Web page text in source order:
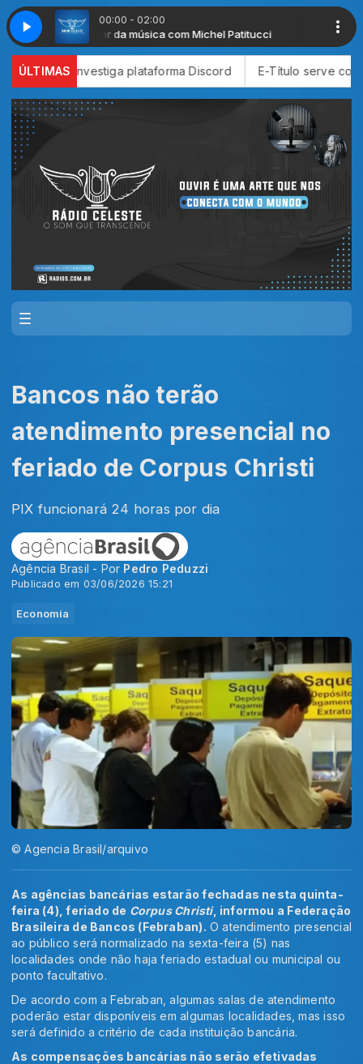
00:00 - 02:00
O melhor da música com Michel Patitucci O melhor da
ÚLTIMASplataforma Discord E-Título serve como
Bancos não terão
atendimento presencial no
feriado de Corpus Christi
PIX funcionará 24 horas por dia
Agência Brasil - Por Pedro Peduzzi
Publicado em 03/06/2026 15:21
Economia
© Agencia Brasil/arquivo
As agências bancárias estarão fechadas nesta quinta-
feira (4), feriado de Corpus Christi, informou a Federação
Brasileira de Bancos (Febraban). O atendimento presencial
ao público será normalizado na sexta-feira (5) nas
localidades onde não haja feriado estadual ou municipal ou
ponto facultativo.
De acordo com a Febraban, algumas salas de atendimento
poderão estar disponíveis em algumas localidades, mas isso
será definido a critério de cada instituição bancária.
As compensações bancárias não serão efetivadas